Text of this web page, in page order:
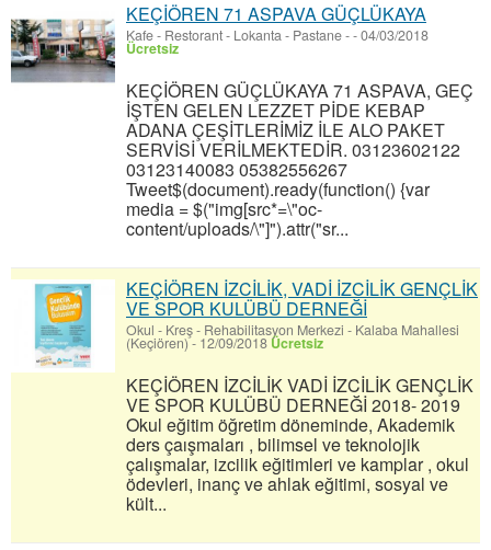
KEÇİÖREN 71 ASPAVA GÜÇLÜKAYA
Kafe - Restorant - Lokanta - Pastane--04/03/2018
Ücretsiz
KEÇİÖREN GÜÇLÜKAYA 71 ASPAVA, GEÇ
İŞTEN GELEN LEZZET PİDE KEBAP
ADANA ÇEŞİTLERİMİZ İLE ALO PAKET
SERVİSİ VERİLMEKTEDİR. 03123602122
03123140083 05382556267
Tweet$(document).ready(function() {var
media = $("img[src*=\"oc-
content/uploads/\"]").attr("sr...
KEÇİÖREN İZCİLİK, VADİ İZCİLİK GENÇLİK
VE SPOR KULÜBÜ DERNEĞİ
Okul - Kreş - Rehabilitasyon Merkezi - Kalaba Mahallesi
(Keçiören) - 12/09/2018 Ücretsiz
KEÇİÖREN İZCİLİK VADİ İZCİLİK GENÇLİK
VE SPOR KULÜBÜ DERNEĞİ 2018- 2019
Okul eğitim öğretim döneminde, Akademik
ders çaışmaları , bilimsel ve teknolojik
çalışmalar, izcilik eğitimleri ve kamplar , okul
ödevleri, inanç ve ahlak eğitimi, sosyal ve
kült...